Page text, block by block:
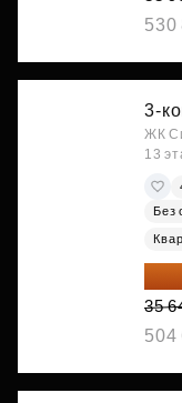
530
3-
ЖК
13
Без
33
35
504